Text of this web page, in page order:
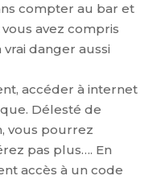
compter au bar et
avez compris
danger aussi
accéder à internet
Délesté de
vous pourrez
pas plus…. En
accès à un code